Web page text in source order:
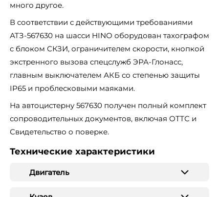
много другое.
В соответствии с действующими требованиями
АТЗ-567630 на шасси HINO оборудован тахографом
с блоком СКЗИ, ограничителем скорости, кнопкой
экстренного вызова спецслужб ЭРА-Глонасс,
главным выключателем АКБ со степенью защиты
IP65 и проблесковыми маяками.
На автоцистерну 567630 получен полный комплект
сопроводительных документов, включая ОТТС и
Свидетельство о поверке.
Технические характеристики
Двигатель